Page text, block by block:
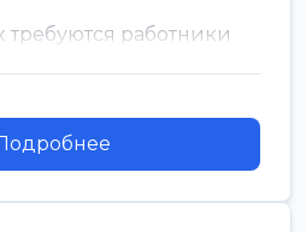
требуются работники